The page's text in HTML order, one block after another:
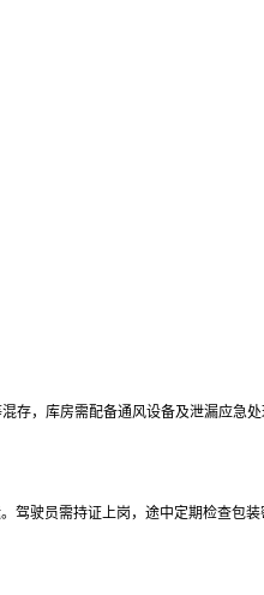
存，库房需配备通风设备及泄漏应急
驶员需持证上岗，途中定期检查包